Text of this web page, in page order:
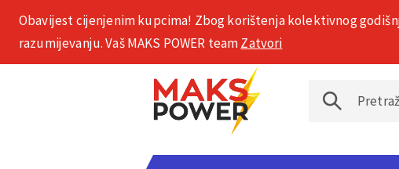
+385 1 2002 575
Obavijest cijenjenim kupcima! Zbog korištenja kolektivnog
razumijevanju. Vaš MAKS POWER teamZatvori